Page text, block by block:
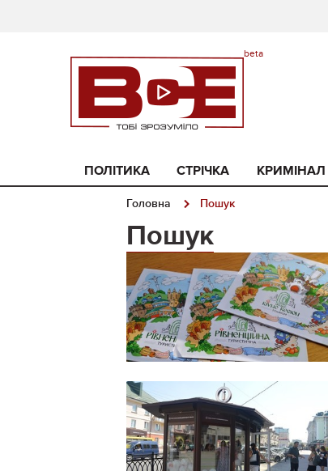
ПОЛІТИКА СТРІЧКА КРИМІНАЛ
Головна Пошук
Пошук